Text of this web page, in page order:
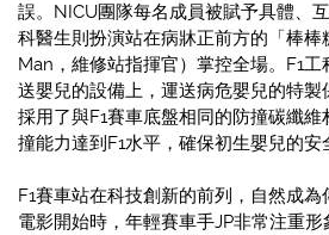
誤。NICU團隊每名成員被賦予具體、
科醫生則扮演站在病牀正前方的「棒
Man，維修站指揮官）掌控全場。F1
送嬰兒的設備上，運送病危嬰兒的特
採用了與F1賽車底盤相同的防撞碳纖
撞能力達到F1水平，確保初生嬰兒的安
F1賽車站在科技創新的前列，自然成為
電影開始時，年輕賽車手JP非常注重